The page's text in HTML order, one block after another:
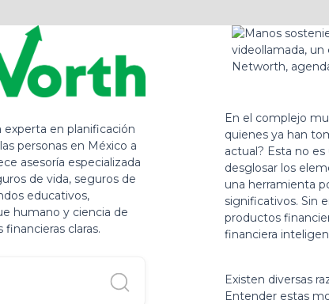
en planificación
personas en México a
asesoría especializada
de vida, seguros de
educativos,
humano y ciencia de
claras.
En el complejo
quienes ya han
actual? Esta no
desglosar los
una herramienta
significativos. Sin
productos
financiera
Existen diversas
Entender estas